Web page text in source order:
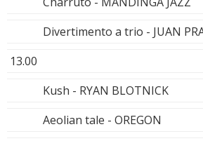
Divertimento a trio - JUAN
13.00
Kush - RYAN BLOTNICK
Aeolian tale - OREGON